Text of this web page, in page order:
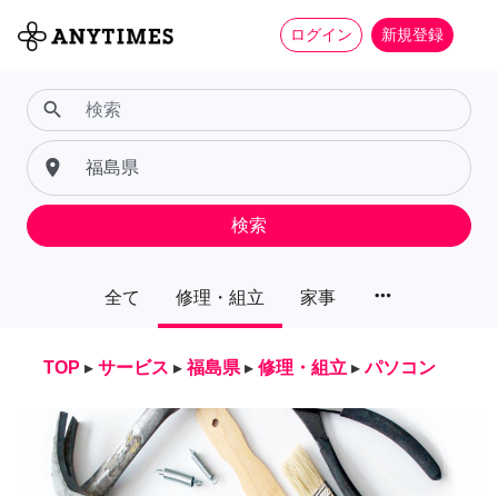
ログイン 新規登録
全て 修理・組立 家事 more_horiz
search
place
検索
TOP ▸ サービス ▸ 福島県 ▸ 修理・組立 ▸ パソコン